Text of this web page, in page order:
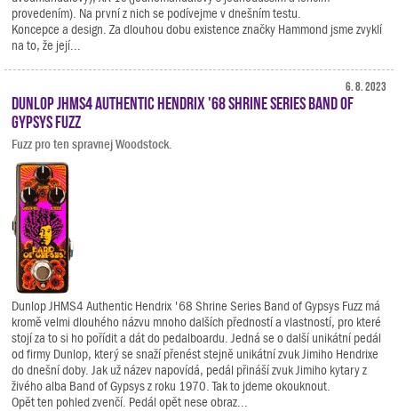
provedením). Na první z nich se podívejme v dnešním testu.
Koncepce a design. Za dlouhou dobu existence značky Hammond jsme zvyklí
na to, že její...
6. 8. 2023
Dunlop JHMS4 Authentic Hendrix '68 Shrine Series Band Of
Gypsys Fuzz
Fuzz pro ten spravnej Woodstock.
Dunlop JHMS4 Authentic Hendrix '68 Shrine Series Band of Gypsys Fuzz má
kromě velmi dlouhého názvu mnoho dalších předností a vlastností, pro které
stojí za to si ho pořídit a dát do pedalboardu. Jedná se o další unikátní pedál
od firmy Dunlop, který se snaží přenést stejně unikátní zvuk Jimiho Hendrixe
do dnešní doby. Jak už název napovídá, pedál přináší zvuk Jimiho kytary z
živého alba Band of Gypsys z roku 1970. Tak to jdeme okouknout.
Opět ten pohled zvenčí. Pedál opět nese obraz...